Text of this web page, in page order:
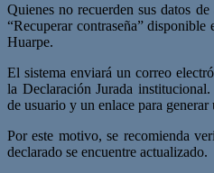
Quienes no recuerden sus datos
“Recuperar contraseña”
Huarpe.
El sistema enviará un correo
la Declaración Jurada
de usuario y un enlace para generar
Por este motivo, se recomienda
declarado se encuentre actualizado.